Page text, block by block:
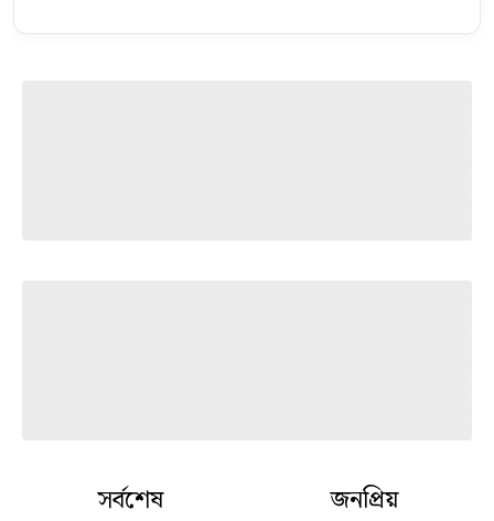
সর্বশেষ জনপ্রিয়